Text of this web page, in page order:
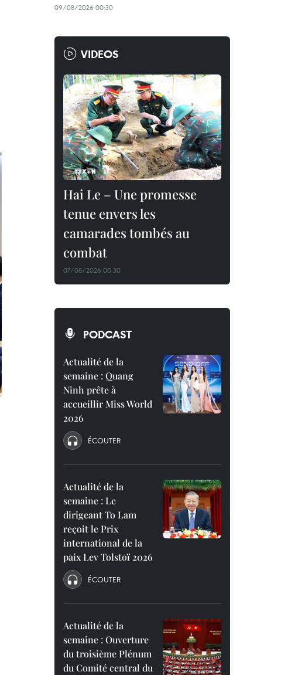
09/08/2026 00:30
VIDEOS
Hai Le – Une promesse
tenue envers les
camarades tombés au
combat
07/08/2026 00:30
PODCAST
Actualité de la
semaine : Quang
Ninh prête à
accueillir Miss World
2026
ÉCOUTER
Actualité de la
semaine : Le
dirigeant To Lam
reçoit le Prix
international de la
paix Lev Tolstoï 2026
ÉCOUTER
Actualité de la
semaine : Ouverture
du troisième Plénum
du Comité central du